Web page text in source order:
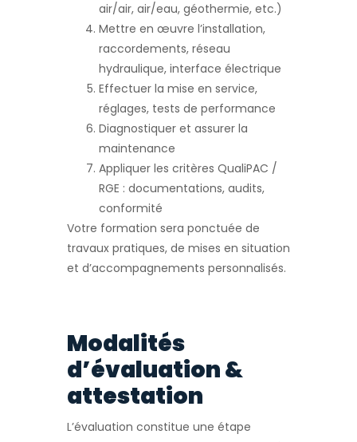
air/air, air/eau, géothermie, etc.)
Mettre en œuvre l’installation,
raccordements, réseau
hydraulique, interface électrique
Effectuer la mise en service,
réglages, tests de performance
Diagnostiquer et assurer la
maintenance
Appliquer les critères QualiPAC /
RGE : documentations, audits,
conformité
Votre formation sera ponctuée de
travaux pratiques, de mises en situation
et d’accompagnements personnalisés.
Modalités
d’évaluation &
attestation
L’évaluation constitue une étape